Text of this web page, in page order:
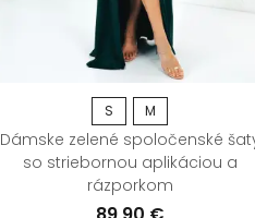
S M
Dámske zelené spoločenské
so striebornou aplikáciou a
rázporkom